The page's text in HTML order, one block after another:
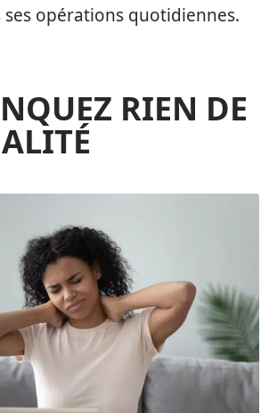
ses opérations quotidiennes.
RIEN DE